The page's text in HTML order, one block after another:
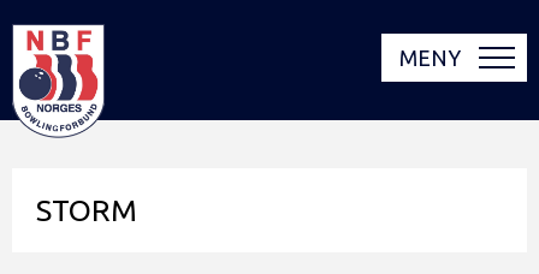
MENY
STORM